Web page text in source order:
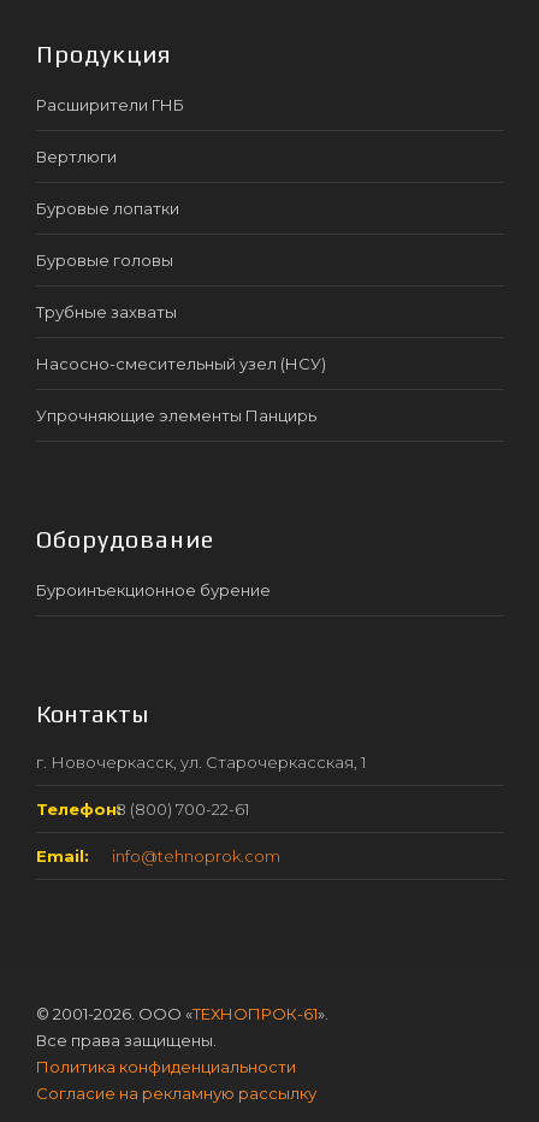
Продукция
Расширители ГНБ
Вертлюги
Буровые лопатки
Буровые головы
Трубные захваты
Насосно-смесительный узел (НСУ)
Упрочняющие элементы Панцирь
Оборудование
Буроинъекционное бурение
Контакты
г. Новочеркасск, ул. Старочеркасская, 1
Телефон:8 (800) 700-22-61
Email: info@tehnoprok.com
© 2001-2026. ООО «ТЕХНОПРОК-61».
Все права защищены.
Политика конфиденциальности
Согласие на рекламную рассылку